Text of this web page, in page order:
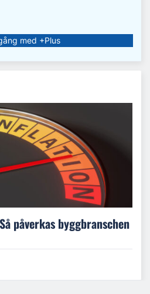
med +Plus
påverkas byggbranschen